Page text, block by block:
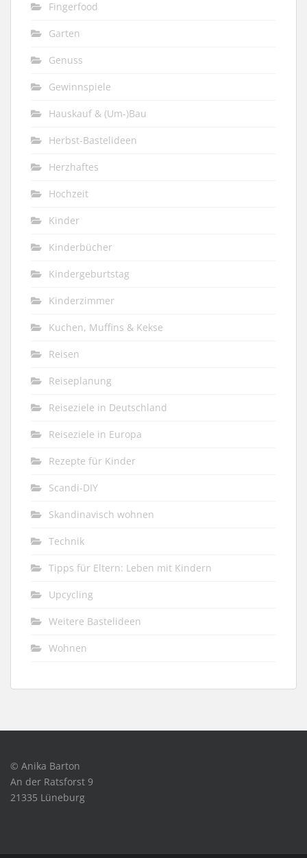
Fingerfood
Garten
Genuss
Gewinnspiele
Hauskauf & (Um-)Bau
Herbst-Bastelideen
Herzhaftes
Hochzeit
Kinder
Kinderbücher
Kindergeburtstag
Kinderzimmer
Kuchen, Muffins & Kekse
Reisen
Reiseplanung
Reiseziele in Deutschland
Reiseziele in Europa
Rezepte für Kinder
Scandi-DIY
Skandinavisch wohnen
Technik
Tipps für Eltern: Leben mit Kindern
Upcycling
Weitere Bastelideen
Wohnen
© Anika Barton
An der Ratsforst 9
21335 Lüneburg